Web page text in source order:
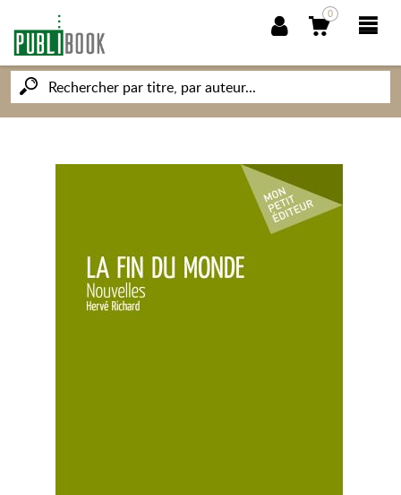
0
NOUVEAUTÉS
PUBLIBOOK
SOCIÉTÉ DES ÉCRIVAINS
CONNAISSANCES ET SAVOIRS
MON PETIT ÉDITEUR